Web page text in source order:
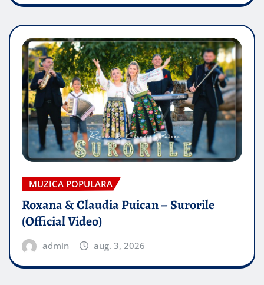
MUZICA POPULARA
Roxana & Claudia Puican – Surorile
(Official Video)
admin aug. 3, 2026